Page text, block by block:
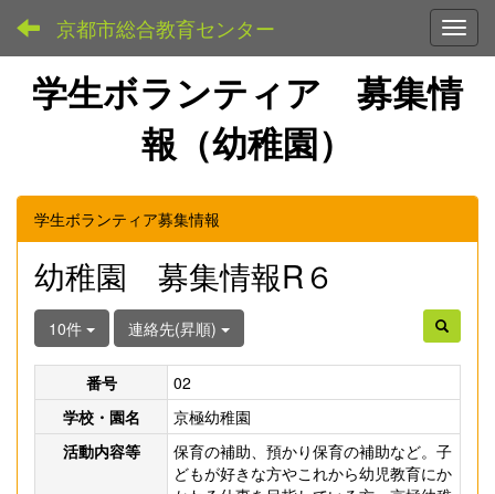
京都市総合教育センター
学生ボランティア 募集情
報（幼稚園）
学生ボランティア募集情報
幼稚園 募集情報R６
10件 連絡先(昇順)
番号
02
学校・園名
京極幼稚園
活動内容等
保育の補助、預かり保育の補助など。子
どもが好きな方やこれから幼児教育にか